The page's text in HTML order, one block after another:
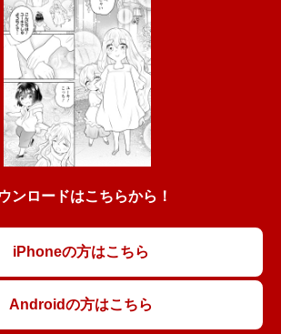
ンロードはこちらから！
iPhoneの方はこちら
Androidの方はこちら